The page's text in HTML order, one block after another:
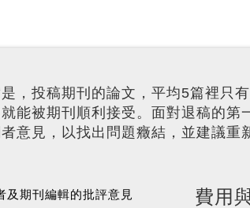
，投稿期刊的論文，平均5篇裡只
能被期刊順利接受。面對退稿的
意見，以找出問題癥結，並建議重
及期刊編輯的批評意見
費用